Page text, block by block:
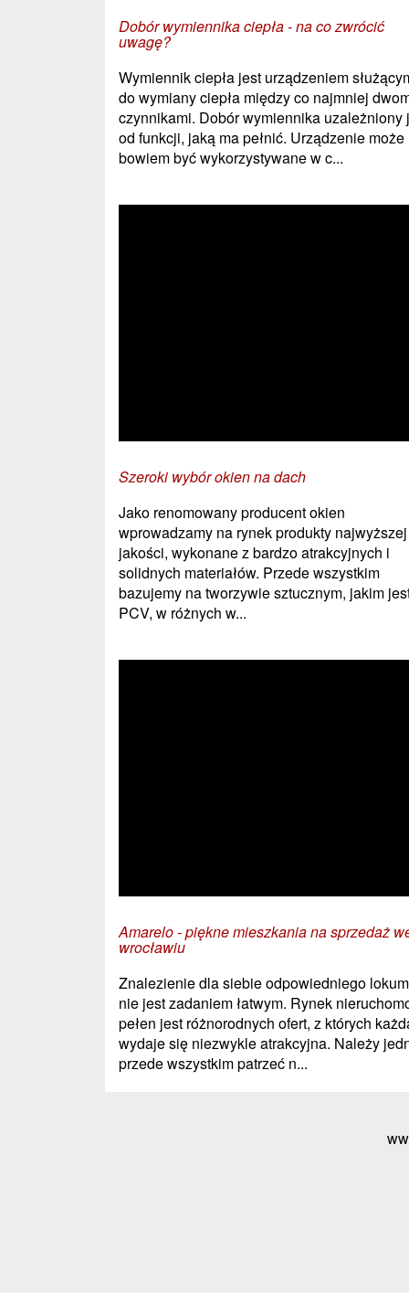
Dobór wymiennika ciepła - na co zwrócić
uwagę?
Wymiennik ciepła jest urządzeniem
do wymiany ciepła między co najmniej
czynnikami. Dobór wymiennika uzależniony
od funkcji, jaką ma pełnić. Urządzenie może
bowiem być wykorzystywane w c...
Szeroki wybór okien na dach
Jako renomowany producent okien
wprowadzamy na rynek produkty najwyższej
jakości, wykonane z bardzo atrakcyjnych i
solidnych materiałów. Przede wszystkim
bazujemy na tworzywie sztucznym, jakim
PCV, w różnych w...
Amarelo - piękne mieszkania na sprzedaż
wrocławiu
Znalezienie dla siebie odpowiedniego
nie jest zadaniem łatwym. Rynek
pełen jest różnorodnych ofert, z których
wydaje się niezwykle atrakcyjna. Należy
przede wszystkim patrzeć n...